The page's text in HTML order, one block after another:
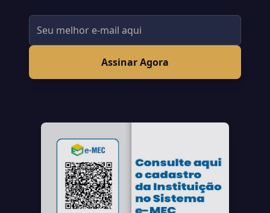
Assinar Agora